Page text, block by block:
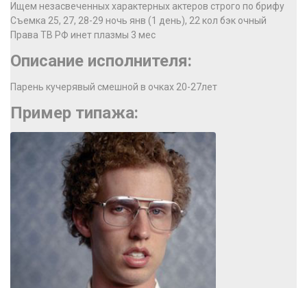
Ищем незасвеченных характерных актеров строго по брифу
Съемка 25, 27, 28-29 ночь янв (1 день), 22 кол бэк очный
Права ТВ РФ инет плазмы 3 мес
Описание исполнителя:
Парень кучерявый смешной в очках 20-27лет
Пример типажа: